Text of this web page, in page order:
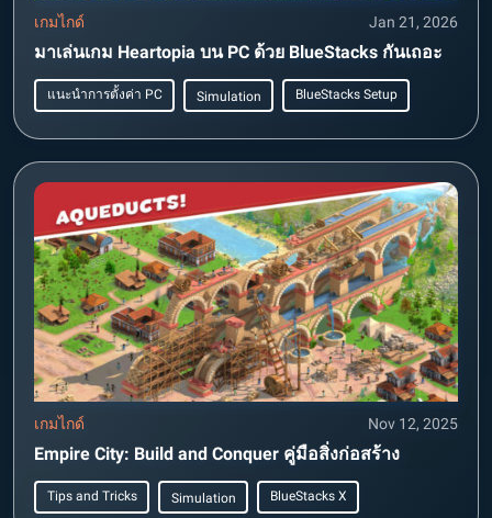
เกมไกด์ Jan 21, 2026
มาเล่นเกม Heartopia บน PC ด้วย BlueStacks กันเถอะ
แนะนำการตั้งค่า PC Simulation BlueStacks Setup
เกมไกด์ Nov 12, 2025
Empire City: Build and Conquer คู่มือสิ่งก่อสร้าง
Tips and Tricks Simulation BlueStacks X